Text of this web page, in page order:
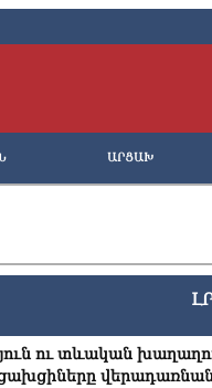
ԱՐՑԱԽ
ու տևական